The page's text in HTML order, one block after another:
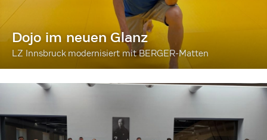
Dojo im neuen Glanz
LZ Innsbruck modernisiert mit BERGER-Matten